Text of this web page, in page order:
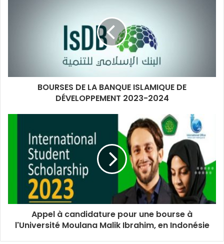
BOURSES DE LA BANQUE ISLAMIQUE DE
DÉVELOPPEMENT 2023-2024
Appel à candidature pour une bourse à
l'Université Moulana Malik Ibrahim, en Indonésie